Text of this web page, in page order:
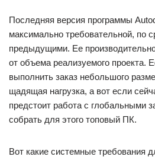
Последняя версия программы
максимально требовательной, по
предыдущими. Ее
от объема реализуемого проекта.
выполнить заказ небольшого
щадящая нагрузка, а вот если
предстоит работа с глобальными
собрать для этого топовый ПК.
Вот какие системные требования